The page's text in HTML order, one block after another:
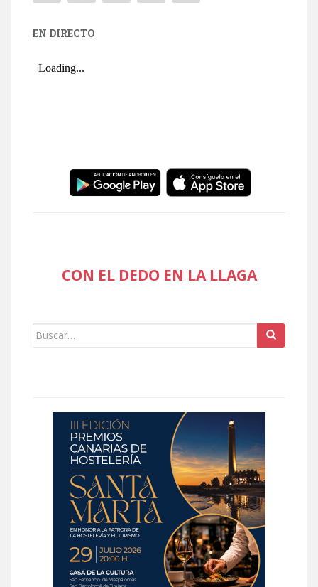
EN DIRECTO
CON EL DEDO EN LA LLAGA
Buscar: